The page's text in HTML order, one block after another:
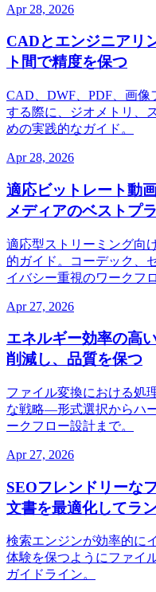
Apr 28, 2026
CADとエンジニアリ
ト間で精度を保つ
CAD、DWF、PDF、画
する際に、ジオメトリ、
めの実践的なガイド。
Apr 28, 2026
適応ビットレート動
メディアのベストプ
適応型ストリーミング向
的ガイド。コーデック、
イバシー重視のワークフ
Apr 27, 2026
エネルギー効率の高
削減し、品質を保つ
ファイル変換における処
な戦略—形式選択からハ
ークフロー設計まで。
Apr 27, 2026
SEOフレンドリーな
文書を最適化してラ
検索エンジンが効率的に
体験を保つようにファイ
ガイドライン。